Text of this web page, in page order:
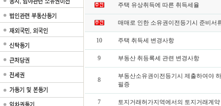
주택 유상취득에 따른 취득세율
매매로 인한 소유권이전등기시 준비서
10 주택 취득세 변경사항
9 부동산 취등록세 관련 변경사항
8
부동산소유권이전등기시 제출하여야
필증
7 토지거래허가지역에서의 토지거래계약